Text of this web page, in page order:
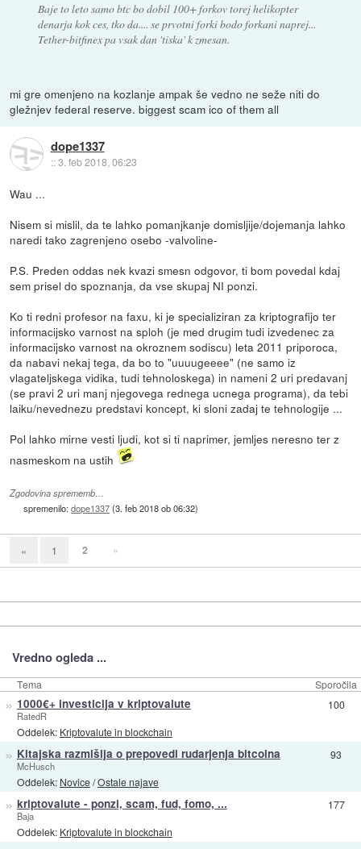
Baje to leto samo btc bo dobil 100+ forkov torej helikopter
denarja kok ces, tko da.... se prvotni forki bodo forkani naprej...
Tether-bitfinex pa vsak dan 'tiska' k zmesan.
mi gre omenjeno na kozlanje ampak še vedno ne seže niti do
gležnjev federal reserve. biggest scam ico of them all
dope1337
::3. feb 2018, 06:23
Wau ...
Nisem si mislil, da te lahko pomanjkanje domisljije/dojemanja lahko
naredi tako zagrenjeno osebo -valvoline-
P.S. Preden oddas nek kvazi smesn odgovor, ti bom povedal kdaj
sem prisel do spoznanja, da vse skupaj NI ponzi.
Ko ti redni profesor na faxu, ki je specializiran za kriptografijo ter
informacijsko varnost na sploh (je med drugim tudi izvedenec za
informacijsko varnost na okroznem sodiscu) leta 2011 priporoca,
da nabavi nekaj tega, da bo to "uuuugeeee" (ne samo iz
vlagateljskega vidika, tudi tehnoloskega) in nameni 2 uri predavanj
(se pravi 2 uri manj njegovega rednega ucnega programa), da tebi
laiku/nevednezu predstavi koncept, ki sloni zadaj te tehnologije ...
Pol lahko mirne vesti ljudi, kot si ti naprimer, jemljes neresno ter z
nasmeskom na ustih
Zgodovina sprememb…
spremenilo:dope1337(3. feb 2018 ob 06:32)
« 1 2 »
Vredno ogleda ...
Tema Sporočila
» 1000€+ investicija v kriptovalute
RatedR
Oddelek: Kriptovalute in blockchain
100
» Kitajska razmišlja o prepovedi rudarjenja bitcoina
McHusch
Oddelek: Novice/Ostale najave
93
» kriptovalute - ponzi, scam, fud, fomo, ...
Baja
Oddelek: Kriptovalute in blockchain
177